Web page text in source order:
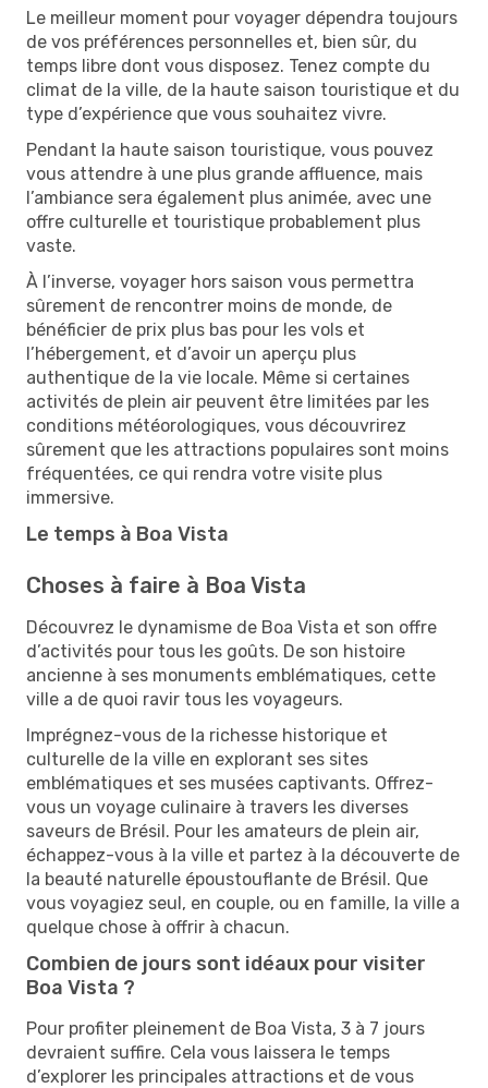
Le meilleur moment pour voyager dépendra toujours
de vos préférences personnelles et, bien sûr, du
temps libre dont vous disposez. Tenez compte du
climat de la ville, de la haute saison touristique et du
type d’expérience que vous souhaitez vivre.
Pendant la haute saison touristique, vous pouvez
vous attendre à une plus grande affluence, mais
l’ambiance sera également plus animée, avec une
offre culturelle et touristique probablement plus
vaste.
À l’inverse, voyager hors saison vous permettra
sûrement de rencontrer moins de monde, de
bénéficier de prix plus bas pour les vols et
l’hébergement, et d’avoir un aperçu plus
authentique de la vie locale. Même si certaines
activités de plein air peuvent être limitées par les
conditions météorologiques, vous découvrirez
sûrement que les attractions populaires sont moins
fréquentées, ce qui rendra votre visite plus
immersive.
Le temps à Boa Vista
Choses à faire à Boa Vista
Découvrez le dynamisme de Boa Vista et son offre
d’activités pour tous les goûts. De son histoire
ancienne à ses monuments emblématiques, cette
ville a de quoi ravir tous les voyageurs.
Imprégnez-vous de la richesse historique et
culturelle de la ville en explorant ses sites
emblématiques et ses musées captivants. Offrez-
vous un voyage culinaire à travers les diverses
saveurs de Brésil. Pour les amateurs de plein air,
échappez-vous à la ville et partez à la découverte de
la beauté naturelle époustouflante de Brésil. Que
vous voyagiez seul, en couple, ou en famille, la ville a
quelque chose à offrir à chacun.
Combien de jours sont idéaux pour visiter
Boa Vista ?
Pour profiter pleinement de Boa Vista, 3 à 7 jours
devraient suffire. Cela vous laissera le temps
d’explorer les principales attractions et de vous